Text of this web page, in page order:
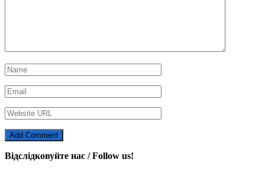
Відслідковуйте нас / Follow us!